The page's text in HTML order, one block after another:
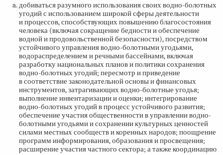
добиваться разумного использования своих водно-болотных
угодий с использованием широкой сферы деятельности
и процессов, способствующих повышению благосостояния
человека (включая сокращение бедности и обеспечение
водной и продовольственной безопасности), посредством
устойчивого управления водно-болотными угодьями,
водораспределением и речными бассейнами, включая
разработку национальных планов и политики сохранения
водно-болотных угодий; пересмотр и приведение
в соответствие законодательной основы и финансовых
инструментов, затрагивающих водно-болотные угодья;
выполнение инвентаризации и оценки; интегрирование
водно-болотных угодий в процесс устойчивого развития;
обеспечение участия общественности в управлении водно-
болотными угодьями и сохранении культурных ценностей
силами местных сообществ и коренных народов; поощрение
программ информирования, образования и просвещения;
расширение участия частного сектора; а также координацию